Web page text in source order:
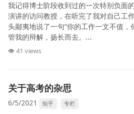
我记得博士阶段收到过的一次特别负面
演讲的访问教授，在听完了我对自己工
头鄙夷地说了一句“你的工作一文不值，
管我的辩解，扬长而去。...
👁 41 views
关于高考的杂思
6/5/2021 知乎 专栏